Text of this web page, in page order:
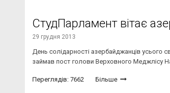
СтудПарламент вітає
29 грудня 2013
День солідарності азербайджанців усього
займав пост голови Верховного Меджлісу
Переглядів: 7662 Більше